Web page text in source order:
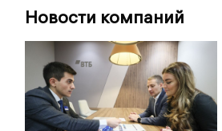
Новости компаний